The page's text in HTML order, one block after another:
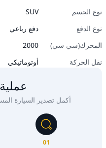
نوع الجسم
SUV
نوع الدفع
دفع رباعي
المحرك(سي سي)
2000
نقل الحركة
أوتوماتيكي
أكمل تصدير السيارة المستعملة
01